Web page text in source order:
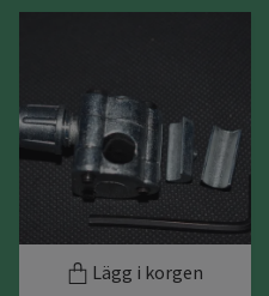
Lägg i korgen